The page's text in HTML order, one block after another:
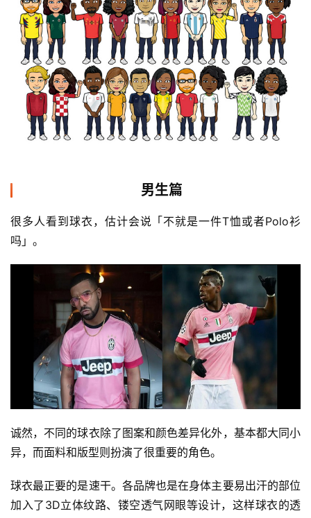
男生篇
很多人看到球衣，估计会说「不就是一件T恤或者Polo衫
吗」。
诚然，不同的球衣除了图案和颜色差异化外，基本都大同小
异，而面料和版型则扮演了很重要的角色。
球衣最正要的是速干。各品牌也是在身体主要易出汗的部位
加入了3D立体纹路、镂空透气网眼等设计，这样球衣的透